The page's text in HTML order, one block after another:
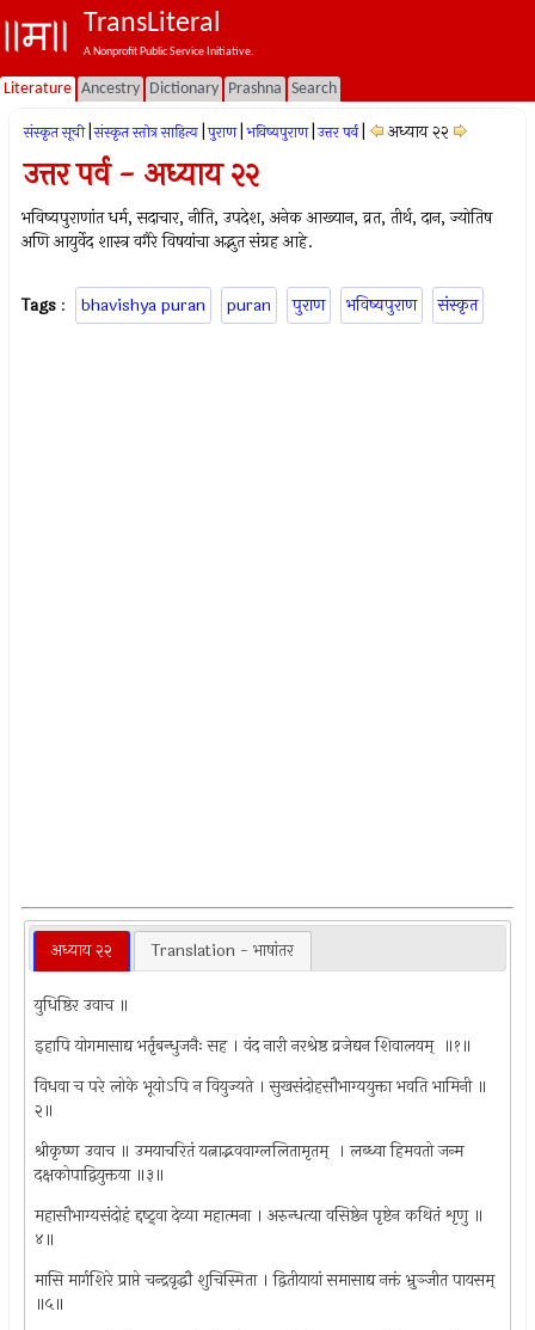
TransLiteral
A Nonprofit Public Service Initiative.
Literature Ancestry Dictionary Prashna Search
संस्कृत सूची संस्कृत स्तोत्र साहित्य पुराण भविष्यपुराण उत्तर पर्व अध्याय २२
उत्तर पर्व - अध्याय २२
भविष्यपुराणांत धर्म, सदाचार, नीति, उपदेश, अनेक आख्यान, व्रत, तीर्थ, दान, ज्योतिष
अणि आयुर्वेद शास्त्र वगैरे विषयांचा अद्भुत संग्रह आहे.
Tags : bhavishya puran puran पुराण भविष्यपुराण संस्कृत
अध्याय २२ Translation - भाषांतर
युधिष्ठिर उवाच ॥
इहापि योगमासाद्य भर्तृबन्धुजनैः सह । वंद नारी नरश्रेष्ठ व्रजेद्यन शिवालयम् ‍ ॥१॥
विधवा च परे लोके भूयोऽपि न वियुज्यते । सुखसंदोहसौभाग्ययुक्ता भवति भामिनी ॥
२॥
श्रीकृष्ण उवाच ॥ उमयाचरितं यत्नाद्भववाग्ललितामृतम् ‍ । लब्ध्वा हिमवतो जन्म
दक्षकोपाद्वियुक्तया ॥३॥
महासौभाग्यसंदोहं द्दष्ट्र्वा देव्या महात्मना । अरुन्धत्या वसिष्ठेन पृष्टेन कथितं शृणु ॥
४॥
मासि मार्गशिरे प्राप्ते चन्द्रवृद्धौ शुचिस्मिता । द्वितीयायां समासाद्य नक्तं भ्रुञ्जीत पायसम् ‍
॥५॥